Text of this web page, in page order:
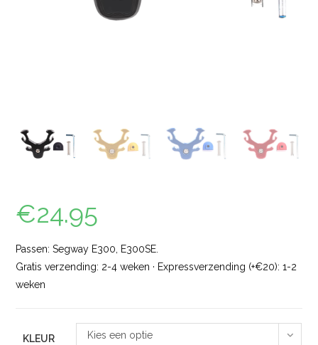
€24.95
Passen: Segway E300, E300SE.
Gratis verzending: 2-4 weken · Expressverzending (+€20): 1-2
weken
KLEUR Kies een optie